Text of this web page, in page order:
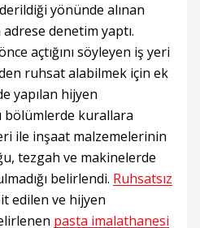
yönünde alınan
denetim yaptı.
açtığını söyleyen iş yeri
ruhsat alabilmek için ek
yapılan hijyen
bölümlerde kurallara
ile inşaat malzemelerinin
tezgah ve makinelerde
belirlendi. Ruhsatsız
edilen ve hijyen
pasta imalathanesi